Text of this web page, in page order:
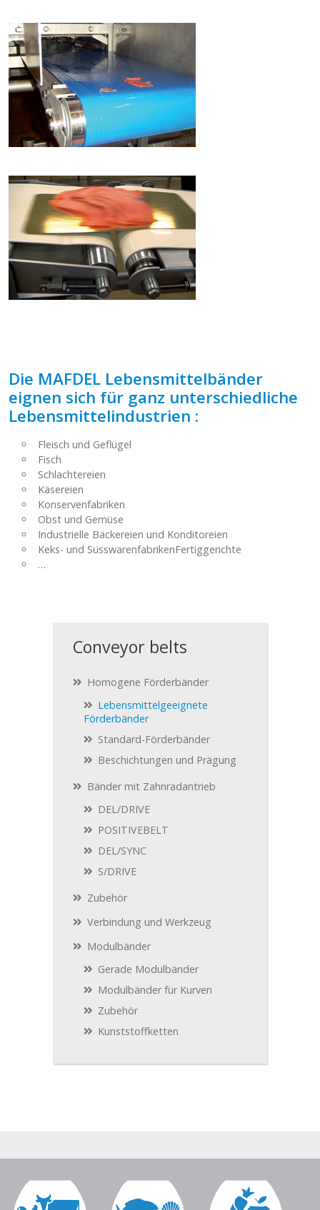
Die MAFDEL Lebensmittelbänder
eignen sich für ganz unterschiedliche
Lebensmittelindustrien :
Fleisch und Geflügel
Fisch
Schlachtereien
Käsereien
Konservenfabriken
Obst und Gemüse
Industrielle Bäckereien und Konditoreien
Keks- und SüsswarenfabrikenFertiggerichte
…
Conveyor belts
Homogene Förderbänder
Lebensmittelgeeignete
Förderbänder
Standard-Förderbänder
Beschichtungen und Prägung
Bänder mit Zahnradantrieb
DEL/DRIVE
POSITIVEBELT
DEL/SYNC
S/DRIVE
Zubehör
Verbindung und Werkzeug
Modulbänder
Gerade Modulbänder
Modulbänder für Kurven
Zubehör
Kunststoffketten